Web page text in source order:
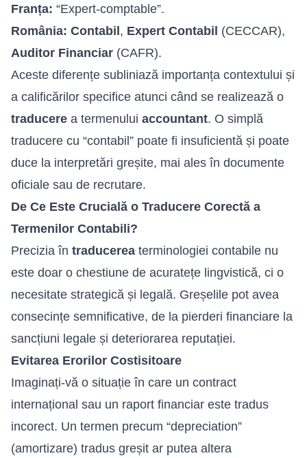
Franța: “Expert-comptable”.
România: Contabil, Expert Contabil (CECCAR),
Auditor Financiar (CAFR).
Aceste diferențe subliniază importanța contextului și
a calificărilor specifice atunci când se realizează o
traducere a termenului accountant. O simplă
traducere cu “contabil” poate fi insuficientă și poate
duce la interpretări greșite, mai ales în documente
oficiale sau de recrutare.
De Ce Este Crucială o Traducere Corectă a
Termenilor Contabili?
Precizia în traducerea terminologiei contabile nu
este doar o chestiune de acuratețe lingvistică, ci o
necesitate strategică și legală. Greșelile pot avea
consecințe semnificative, de la pierderi financiare la
sancțiuni legale și deteriorarea reputației.
Evitarea Erorilor Costisitoare
Imaginați-vă o situație în care un contract
internațional sau un raport financiar este tradus
incorect. Un termen precum “depreciation”
(amortizare) tradus greșit ar putea altera